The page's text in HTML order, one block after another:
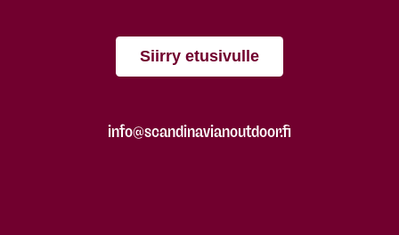
Siirry etusivulle
info@scandinavianoutdoor.fi